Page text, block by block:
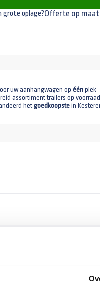
grote oplage?Offerte op maat
uw aanhangwagen opéén plek
assortiment trailers op voorraad
hetgoedkoopste in